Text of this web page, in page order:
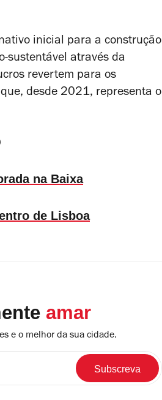
inicial para a construção
sustentável através da
revertem para os
desde 2021, representa o
na Baixa
de Lisboa
amar
e o melhor da sua cidade.